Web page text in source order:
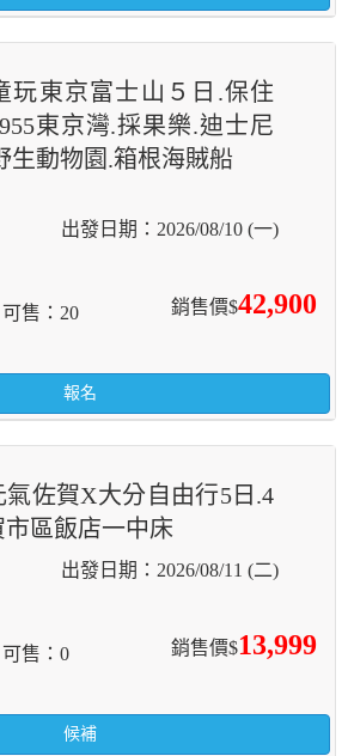
玩東京富士山５日.保住
東京灣.採果樂.迪士尼
生動物園.箱根海賊船
2026/08/10 (一)
銷售價$42,900
可售 20
報名
佐賀X大分自由行5日.4
市區飯店一中床
2026/08/11 (二)
銷售價$13,999
可售 0
候補